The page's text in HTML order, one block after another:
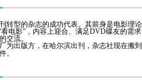
刊转型的杂志的成功代表。其前身是电影
看电影”，内容上迎合、满足DVD碟友的
交流。
为出版方，在哈尔滨出刊，杂志社现在搬
。